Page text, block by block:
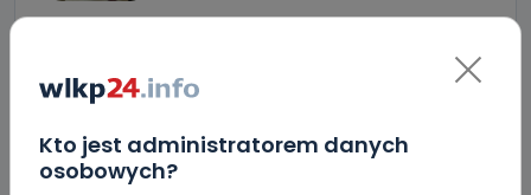
Kto jest administratorem danych
osobowych?
Śmiertelny wypadek w
"Lawendowa" i "Pogodna" po remoncie. W której